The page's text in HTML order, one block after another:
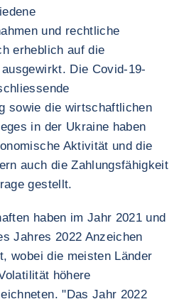
und rechtliche
erheblich auf die
Die Covid-19-
sowie die wirtschaftlichen
in der Ukraine haben
Aktivität und die
auch die Zahlungsfähigkeit
gestellt.
haben im Jahr 2021 und
Jahres 2022 Anzeichen
wobei die meisten Länder
höhere
"Das Jahr 2022